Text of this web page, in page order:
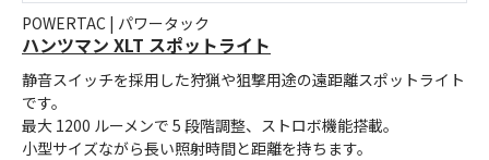
POWERTAC | パワータック
ハンツマン XLT スポットライト
静音スイッチを採用した狩猟や狙撃用途の遠距離スポットライト
です。
最大 1200 ルーメンで 5 段階調整、ストロボ機能搭載。
小型サイズながら長い照射時間と距離を持ちます。